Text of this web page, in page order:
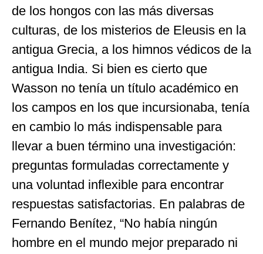
de los hongos con las más diversas
culturas, de los misterios de Eleusis en la
antigua Grecia, a los himnos védicos de la
antigua India. Si bien es cierto que
Wasson no tenía un título académico en
los campos en los que incursionaba, tenía
en cambio lo más indispensable para
llevar a buen término una investigación:
preguntas formuladas correctamente y
una voluntad inflexible para encontrar
respuestas satisfactorias. En palabras de
Fernando Benítez, “No había ningún
hombre en el mundo mejor preparado ni